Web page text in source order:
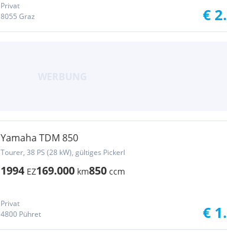
Privat
8055 Graz
€
Yamaha TDM 850
Tourer, 38 PS (28 kW), gültiges Pickerl
1994 EZ169.000 km850 ccm
Privat
4800 Pühret
€